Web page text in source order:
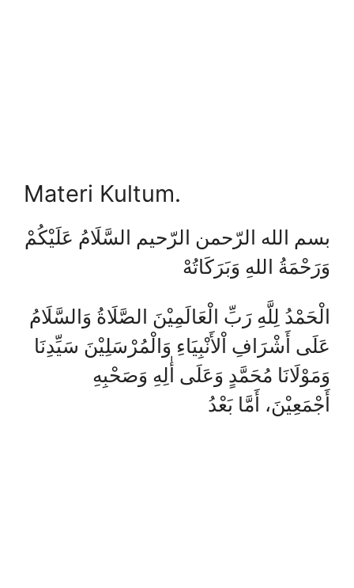
Materi Kultum.
بسم الله الرّحمن الرّحيم السَّلَامُ عَلَيْكُمْ
وَرَحْمَةُ اللهِ وَبَرَكَاتُهْ
الْحَمْدُ لِلَّهِ رَبِّ الْعَالَمِيْنَ الصَّلَاةُ وَالسَّلَامُ
عَلَى أَشْرَافِ اْلأَنْبِيَاءِ وَالْمُرْسَلِيْنَ سَيِّدِنَا
وَمَوْلَانَا مُحَمَّدٍ وَعَلَى أٰلِهِ وَصَحْبِهِ
أَجْمَعِيْنَ، أَمَّا بَعْدُ